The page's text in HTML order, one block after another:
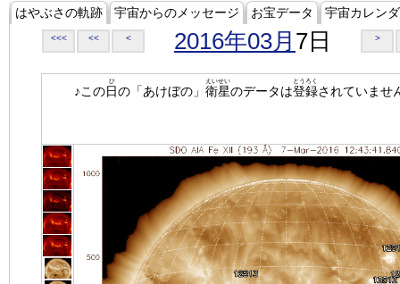
はやぶさの軌跡 宇宙からのメッセージ お宝データ 宇宙カレン
<<< << < 2016年03月 7日 >
♪この日
ひ
の「あけぼの」 衛星
えいせい
のデータは登録
とうろく
されていませ